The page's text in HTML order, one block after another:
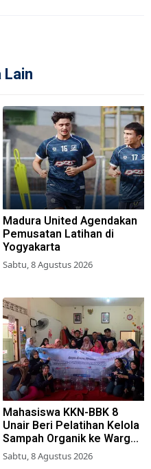
Lain
Madura United Agendakan
Pemusatan Latihan di
Yogyakarta
Sabtu, 8 Agustus 2026
Mahasiswa KKN-BBK 8
Unair Beri Pelatihan Kelola
Sampah Organik ke Warga
Simokerto Surabaya
Sabtu, 8 Agustus 2026